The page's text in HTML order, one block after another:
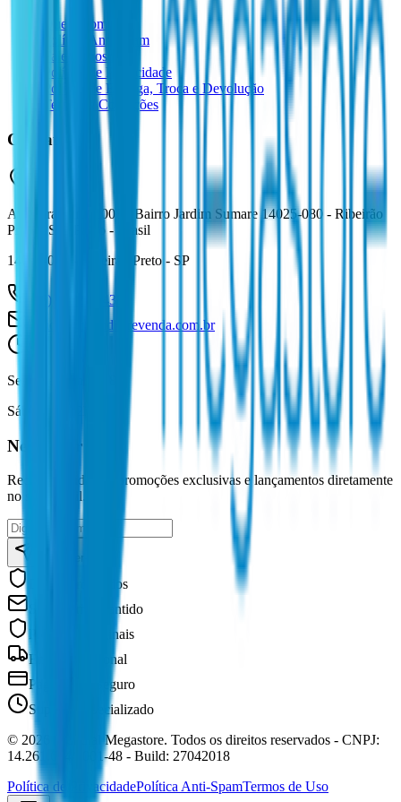
Quem Somos
Política Anti-Spam
Fale Conosco
Política de Privacidade
Política de Entrega, Troca e Devolução
Termos e Condições
Contato
Av. Caramuru, 1008 - Bairro Jardim Sumare 14025-080 - Ribeirão
Preto - São Paulo - Brasil
14025-080 - Ribeirão Preto - SP
(16) 99727 5438
vendas@mundialrevenda.com.br
Seg - Sex:
Sáb:
Newsletter
Receba novidades, promoções exclusivas e lançamentos diretamente
no seu e-mail.
Inscrever-se
Dados protegidos
Sem spam garantido
Produtos Originais
Entrega Nacional
Pagamento Seguro
Suporte Especializado
© 2026 Mundial Megastore. Todos os direitos reservados - CNPJ:
14.261.644/0001-48 - Build: 27042018
Política de PrivacidadePolítica Anti-SpamTermos de Uso